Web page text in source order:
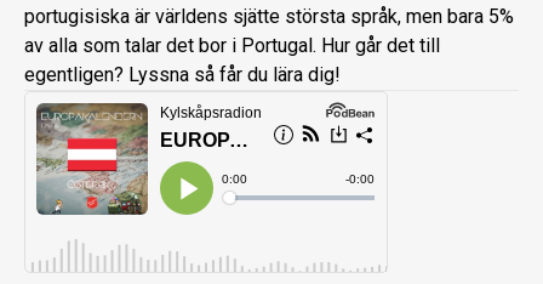
portugisiska är världens sjätte största språk, men bara 5%
av alla som talar det bor i Portugal. Hur går det till
egentligen? Lyssna så får du lära dig!